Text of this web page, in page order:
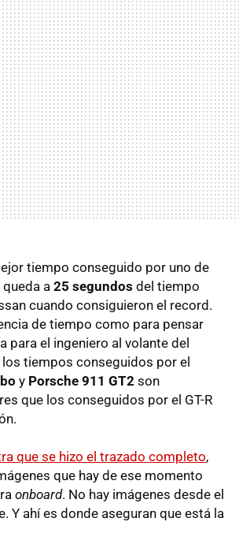
tiempo conseguido por uno de
a 25 segundos del tiempo
cuando consiguieron el record.
de tiempo como para pensar
para el ingeniero al volante del
los tiempos conseguidos por el
y Porsche 911 GT2 son
que los conseguidos por el GT-R
que se hizo el trazado completo,
que hay de ese momento
onboard. No hay imágenes desde el
Y ahí es donde aseguran que está la